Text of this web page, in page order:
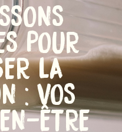
POUR
LA
: VOS
ÊTRE